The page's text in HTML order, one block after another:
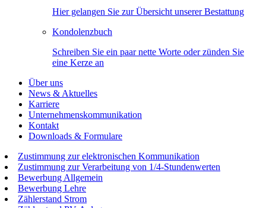
Hier gelangen Sie zur Übersicht unserer Bestattung
Kondolenzbuch
Schreiben Sie ein paar nette Worte oder zünden Sie
eine Kerze an
Über uns
News & Aktuelles
Karriere
Unternehmenskommunikation
Kontakt
Downloads & Formulare
Zustimmung zur elektronischen Kommunikation
Zustimmung zur Verarbeitung von 1/4-Stundenwerten
Bewerbung Allgemein
Bewerbung Lehre
Zählerstand Strom